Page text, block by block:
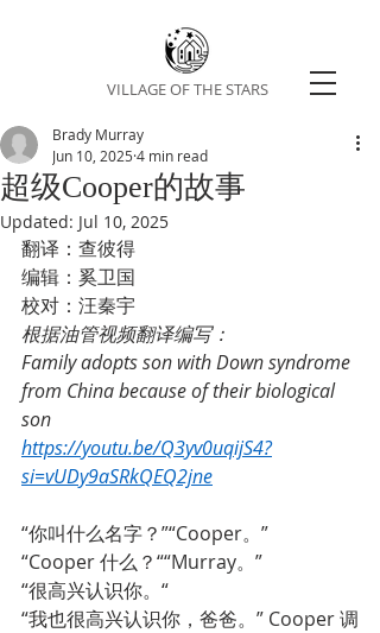
VILLAGE OF THE STARS
超级Cooper的故事
Brady Murray
Jun 10, 2025 4 min read
Updated: Jul 10, 2025
翻译：查彼得
编辑：奚卫国
校对：汪秦宇
根据油管视频翻译编写：
Family adopts son with Down syndrome
from China because of their biological
son
https://youtu.be/Q3yv0uqijS4?
si=vUDy9aSRkQEQ2jne
“你叫什么名字？”“Cooper。”
“Cooper 什么？““Murray。”
“很高兴认识你。“
“我也很高兴认识你，爸爸。” Cooper 调